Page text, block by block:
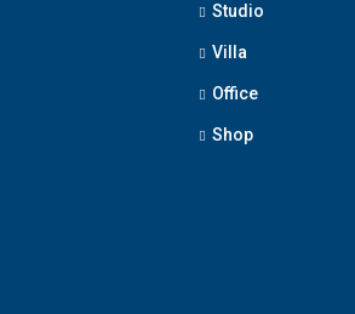
Studio
Villa
Office
Shop